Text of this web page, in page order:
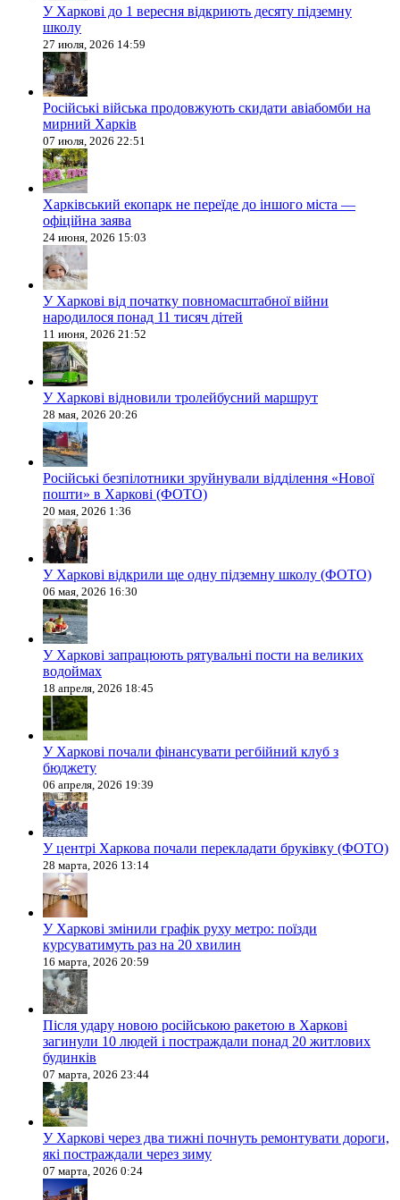
У Харкові до 1 вересня відкриють десяту підземну
школу
27 июля, 2026 14:59
Російські війська продовжують скидати авіабомби на
мирний Харків
07 июля, 2026 22:51
Харківський екопарк не переїде до іншого міста —
офіційна заява
24 июня, 2026 15:03
У Харкові від початку повномасштабної війни
народилося понад 11 тисяч дітей
11 июня, 2026 21:52
У Харкові відновили тролейбусний маршрут
28 мая, 2026 20:26
Російські безпілотники зруйнували відділення «Нової
пошти» в Харкові (ФОТО)
20 мая, 2026 1:36
У Харкові відкрили ще одну підземну школу (ФОТО)
06 мая, 2026 16:30
У Харкові запрацюють рятувальні пости на великих
водоймах
18 апреля, 2026 18:45
У Харкові почали фінансувати регбійний клуб з
бюджету
06 апреля, 2026 19:39
У центрі Харкова почали перекладати бруківку (ФОТО)
28 марта, 2026 13:14
У Харкові змінили графік руху метро: поїзди
курсуватимуть раз на 20 хвилин
16 марта, 2026 20:59
Після удару новою російською ракетою в Харкові
загинули 10 людей і постраждали понад 20 житлових
будинків
07 марта, 2026 23:44
У Харкові через два тижні почнуть ремонтувати дороги,
які постраждали через зиму
07 марта, 2026 0:24